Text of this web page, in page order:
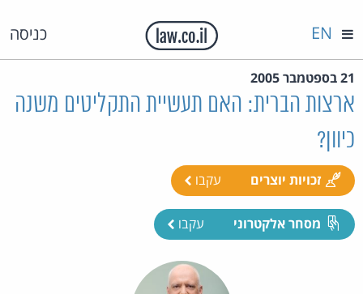
כניסה EN
21 בספטמבר 2005
ארצות הברית: האם תעשיית התקליטים משנה
כיוון?
זכויות יוצרים עקבו
מסחר אלקטרוני עקבו